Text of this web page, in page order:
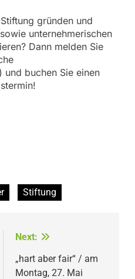
gründen und
unternehmerischen
Dann melden Sie
buchen Sie einen
Stiftung
Next:
„hart aber fair“ / am
Montag, 27. Mai